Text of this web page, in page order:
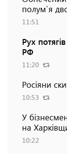
полум`я
11:51
Рух
РФ
11:20
Росіяни
10:53
У
на
10:22